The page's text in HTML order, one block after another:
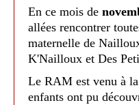
En ce mois de
allées rencontrer
maternelle de
K'Nailloux et Des
Le RAM est venu à
enfants ont pu